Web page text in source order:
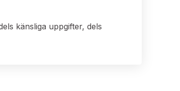
känsliga uppgifter, dels